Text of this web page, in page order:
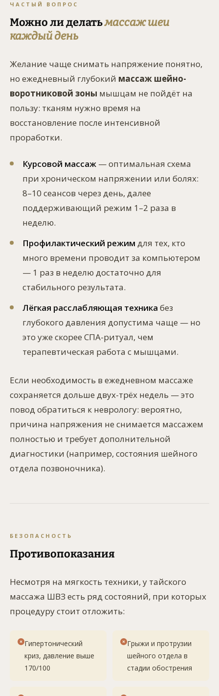
ЧАСТЫЙ ВОПРОС
Можно ли делатьмассаж шеи
каждый день
Желание чаще снимать напряжение понятно,
но ежедневный глубокий массаж шейно-
воротниковой зоны мышцам не пойдёт на
пользу: тканям нужно время на
восстановление после интенсивной
проработки.
Курсовой массаж — оптимальная схема
при хроническом напряжении или болях:
8–10 сеансов через день, далее
поддерживающий режим 1–2 раза в
неделю.
Профилактический режим для тех, кто
много времени проводит за компьютером
— 1 раз в неделю достаточно для
стабильного результата.
Лёгкая расслабляющая техника без
глубокого давления допустима чаще — но
это уже скорее СПА-ритуал, чем
терапевтическая работа с мышцами.
Если необходимость в ежедневном массаже
сохраняется дольше двух-трёх недель — это
повод обратиться к неврологу: вероятно,
причина напряжения не снимается массажем
полностью и требует дополнительной
диагностики (например, состояния шейного
отдела позвоночника).
БЕЗОПАСНОСТЬ
Противопоказания
Несмотря на мягкость техники, у тайского
массажа ШВЗ есть ряд состояний, при которых
процедуру стоит отложить:
Гипертонический
криз, давление выше
170/100
Грыжи и протрузии
шейного отдела в
стадии обострения